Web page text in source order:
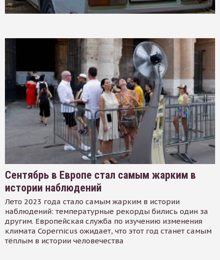
Сентябрь в Европе стал самым жарким в
истории наблюдений
Лето 2023 года стало самым жарким в истории
наблюдений: температурные рекорды бились один за
другим. Европейская служба по изучению изменения
климата Copernicus ожидает, что этот год станет самым
тёплым в истории человечества